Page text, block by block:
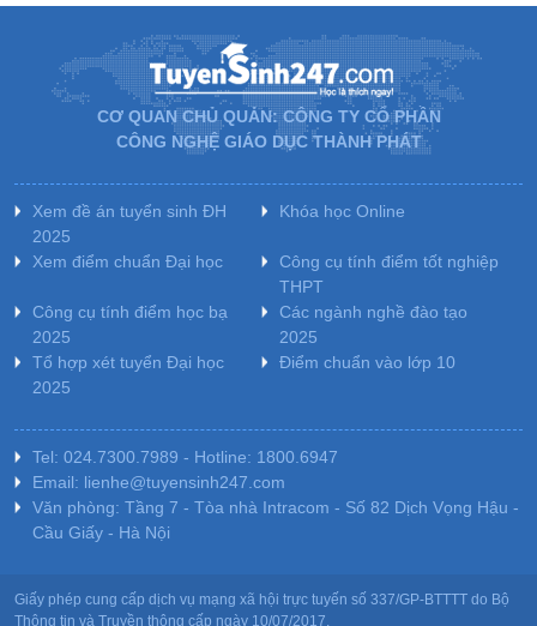
CƠ QUAN CHỦ QUẢN: CÔNG TY CỔ PHẦN
CÔNG NGHỆ GIÁO DỤC THÀNH PHÁT
Xem đề án tuyển sinh ĐH
2025
Khóa học Online
Xem điểm chuẩn Đại học
Công cụ tính điểm tốt nghiệp
THPT
Công cụ tính điểm học bạ
2025
Các ngành nghề đào tạo
2025
Tổ hợp xét tuyển Đại học
2025
Điểm chuẩn vào lớp 10
Tel: 024.7300.7989 - Hotline: 1800.6947
Email: lienhe@tuyensinh247.com
Văn phòng: Tầng 7 - Tòa nhà Intracom - Số 82 Dịch Vọng Hậu -
Cầu Giấy - Hà Nội
Giấy phép cung cấp dịch vụ mạng xã hội trực tuyến số 337/GP-BTTTT do Bộ
Thông tin và Truyền thông cấp ngày 10/07/2017.